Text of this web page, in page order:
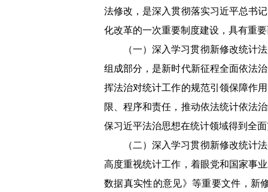
法修改，是深入贯彻落实习近平总书
化改革的一次重要制度建设，具有重要
（一）深入学习贯彻新修改统计
组成部分，是新时代新征程全面依法
挥法治对统计工作的规范引领保障作
限、程序和责任，推动依法统计依法
保习近平法治思想在统计领域得到全面
（二）深入学习贯彻新修改统计
高度重视统计工作，着眼党和国家事
数据真实性的意见》等重要文件，新